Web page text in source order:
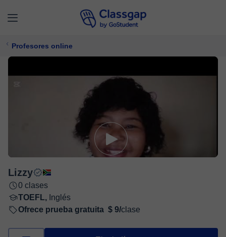
Profesores online
Lizzy
0 clases
TOEFL, Inglés
Ofrece prueba gratuita $ 9/clase